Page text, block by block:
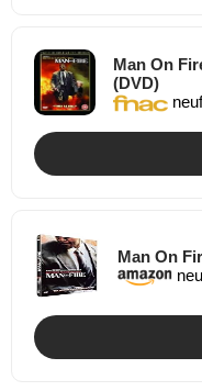
Man On
(DVD)
Man On